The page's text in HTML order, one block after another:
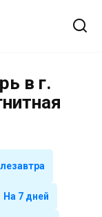
в г.
На 7 дней